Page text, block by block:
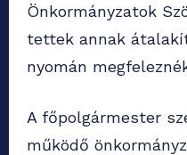
Önkormányzatok
tettek annak
nyomán
A főpolgármester
működő